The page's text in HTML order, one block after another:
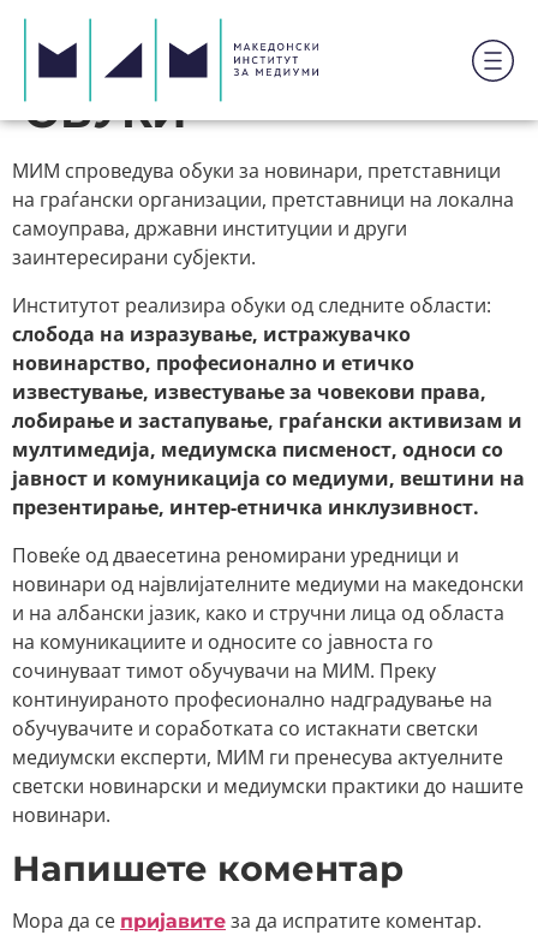
ОБУКИ
МИМ спроведува обуки за новинари, претставници
на граѓански организации, претставници на локална
самоуправа, државни институции и други
заинтересирани субјекти.
Институтот реализира обуки од следните области:
слобода на изразување, истражувачко
новинарство, професионално и етичко
известување, известување за човекови права,
лобирање и застапување, граѓански активизам и
мултимедија, медиумска писменост, односи со
јавност и комуникација со медиуми, вештини на
презентирање, интер-етничка инклузивност.
Повеќе од дваесетина реномирани уредници и
новинари од највлијателните медиуми на македонски
и на албански јазик, како и стручни лица од областа
на комуникациите и односите со јавноста го
сочинуваат тимот обучувачи на МИМ. Преку
континуираното професионално надградување на
обучувачите и соработката со истакнати светски
медиумски експерти, МИМ ги пренесува актуелните
светски новинарски и медиумски практики до нашите
новинари.
Напишете коментар
Мора да се пријавите за да испратите коментар.